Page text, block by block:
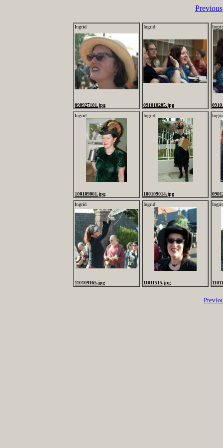
Previous
Ingrid
090927101.jpg
Ingrid
091010205.jpg
Ingrid
100109001.jpg
Ingrid
100109014.jpg
Ingrid
110109165.jpg
Ingrid
11011515.jpg